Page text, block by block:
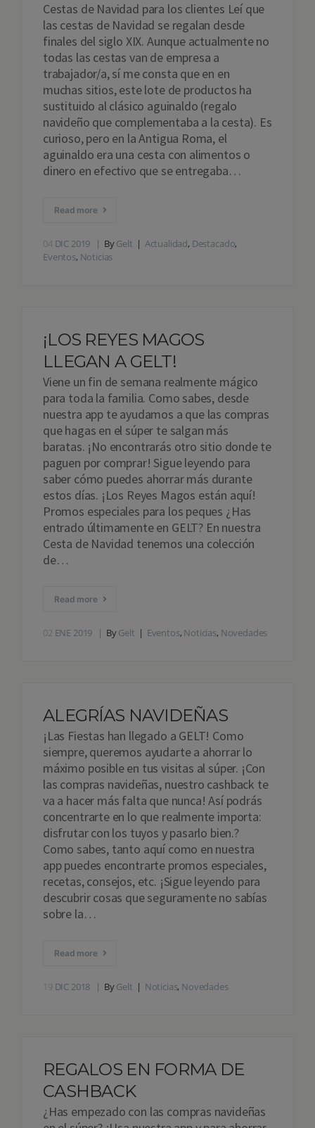
Cestas de Navidad para los clientes Leí que
las cestas de Navidad se regalan desde
finales del siglo XIX. Aunque actualmente no
todas las cestas van de empresa a
trabajador/a, sí me consta que en en
muchas sitios, este lote de productos ha
sustituido al clásico aguinaldo (regalo
navideño que complementaba a la cesta). Es
curioso, pero en la Antigua Roma, el
aguinaldo era una cesta con alimentos o
dinero en efectivo que se entregaba…
Read more
04 DIC 2019 ByGelt Actualidad, Destacado,
Eventos, Noticias
¡LOS REYES MAGOS
LLEGAN A GELT!
Viene un fin de semana realmente mágico
para toda la familia. Como sabes, desde
nuestra app te ayudamos a que las compras
que hagas en el súper te salgan más
baratas. ¡No encontrarás otro sitio donde te
paguen por comprar! Sigue leyendo para
saber cómo puedes ahorrar más durante
estos días. ¡Los Reyes Magos están aquí!
Promos especiales para los peques ¿Has
entrado últimamente en GELT? En nuestra
Cesta de Navidad tenemos una colección
de…
Read more
02 ENE 2019 ByGelt Eventos, Noticias, Novedades
ALEGRÍAS NAVIDEÑAS
¡Las Fiestas han llegado a GELT! Como
siempre, queremos ayudarte a ahorrar lo
máximo posible en tus visitas al súper. ¡Con
las compras navideñas, nuestro cashback te
va a hacer más falta que nunca! Así podrás
concentrarte en lo que realmente importa:
disfrutar con los tuyos y pasarlo bien.?
Como sabes, tanto aquí como en nuestra
app puedes encontrarte promos especiales,
recetas, consejos, etc. ¡Sigue leyendo para
descubrir cosas que seguramente no sabías
sobre la…
Read more
19 DIC 2018 ByGelt Noticias, Novedades
REGALOS EN FORMA DE
CASHBACK
¿Has empezado con las compras navideñas